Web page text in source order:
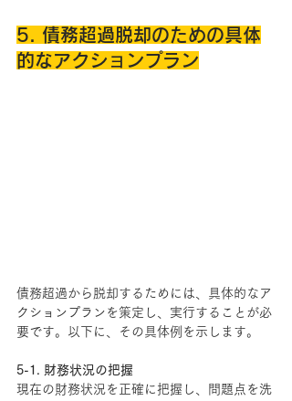
5. 債務超過脱却のための具体
的なアクションプラン
債務超過から脱却するためには、具体的なア
クションプランを策定し、実行することが必
要です。以下に、その具体例を示します。
5-1. 財務状況の把握
現在の財務状況を正確に把握し、問題点を洗